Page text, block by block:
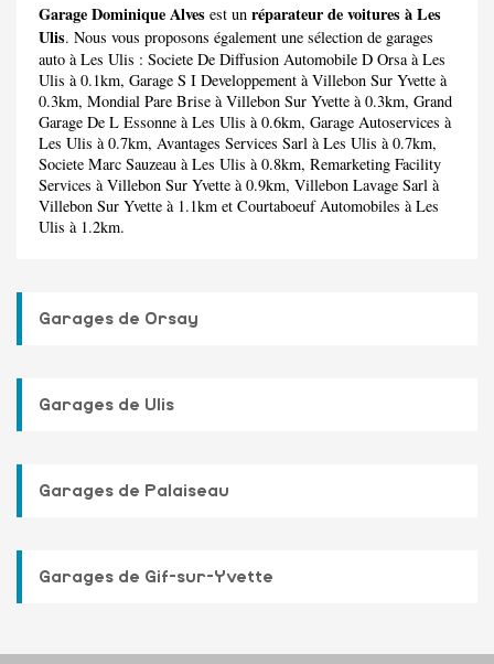
Garage Dominique Alves est un réparateur de voitures à Les
Ulis. Nous vous proposons également une sélection de garages
auto à Les Ulis : Societe De Diffusion Automobile D Orsaà Les
Ulis à 0.1km, Garage S I Developpement à Villebon Sur Yvette à
0.3km, Mondial Pare Brise à Villebon Sur Yvette à 0.3km, Grand
Garage De L Essonne à Les Ulis à 0.6km, Garage Autoservices à
Les Ulis à 0.7km, Avantages Services Sarl à Les Ulis à 0.7km,
Societe Marc Sauzeau à Les Ulis à 0.8km, Remarketing Facility
Services à Villebon Sur Yvette à 0.9km, Villebon Lavage Sarl à
Villebon Sur Yvette à 1.1km et Courtaboeuf Automobiles à Les
Ulis à 1.2km.
Garages de Orsay
Garages de Ulis
Garages de Palaiseau
Garages de Gif-sur-Yvette